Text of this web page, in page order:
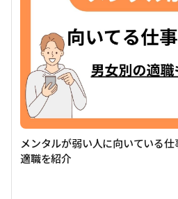
メンタルが弱い人に向いている
適職を紹介